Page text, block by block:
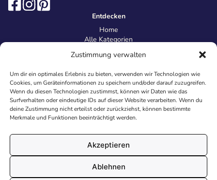
Zustimmung verwalten
Um dir ein optimales Erlebnis zu bieten, verwenden wir Technologien wie
Cookies, um Geräteinformationen zu speichern und/oder darauf zuzugreifen.
Wenn du diesen Technologien zustimmst, können wir Daten wie das
Surfverhalten oder eindeutige IDs auf dieser Website verarbeiten. Wenn du
deine Zustimmung nicht erteilst oder zurückziehst, können bestimmte
Merkmale und Funktionen beeinträchtigt werden.
Akzeptieren
Ablehnen
Entdecken
Home
Alle Kategorien
Information
Über uns
Kontakt
Inhaltsrichtlinien
Recht & Datenschutz
Impressum
AGB
Cookies